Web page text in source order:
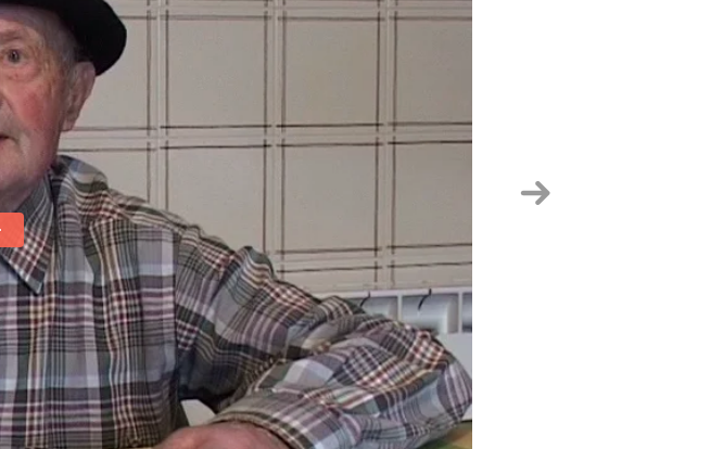
Hurrengoa